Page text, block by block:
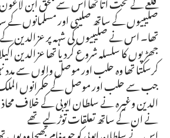
صلیبیوں کے ساتھ صلیبی اور مسلمانوں کے
تھا۔ اس نے صلیبیوں کی شہہ پر عزالدین
جھڑپوں کا سلسلہ شروع کردیا تھا عزالدین
کرسکتا تھا وہ حلب اور موصل والوں سے مدد
جب سے حلب اور موصل کے حکمرانوں
الدین وغیرہ نے سلطان ایوبی کے خلاف محاذ
نے ان کے ساتھ تعلقات توڑ لیے تھے